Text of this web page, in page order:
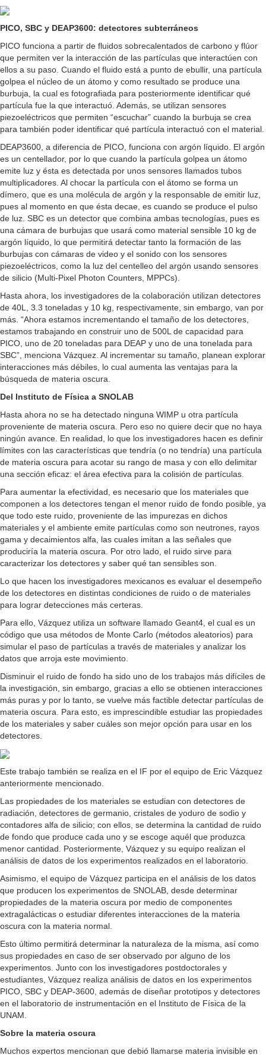
PICO, SBC y DEAP3600: detectores subterráneos
PICO funciona a partir de fluidos sobrecalentados de carbono y flúor
que permiten ver la interacción de las partículas que interactúen con
ellos a su paso. Cuando el fluido está a punto de ebullir, una partícula
golpea el núcleo de un átomo y como resultado se produce una
burbuja, la cual es fotografiada para posteriormente identificar qué
partícula fue la que interactuó. Además, se utilizan sensores
piezoeléctricos que permiten “escuchar” cuando la burbuja se crea
para también poder identificar qué partícula interactuó con el material.
DEAP3600, a diferencia de PICO, funciona con argón líquido. El argón
es un centellador, por lo que cuando la partícula golpea un átomo
emite luz y ésta es detectada por unos sensores llamados tubos
multiplicadores. Al chocar la partícula con el átomo se forma un
dímero, que es una molécula de argón y la responsable de emitir luz,
pues al momento en que ésta decae, es cuando se produce el pulso
de luz. SBC es un detector que combina ambas tecnologías, pues es
una cámara de burbujas que usará como material sensible 10 kg de
argón líquido, lo que permitirá detectar tanto la formación de las
burbujas con cámaras de video y el sonido con los sensores
piezoeléctricos, como la luz del centelleo del argón usando sensores
de silicio (Multi-Pixel Photon Counters, MPPCs).
Hasta ahora, los investigadores de la colaboración utilizan detectores
de 40L, 3.3 toneladas y 10 kg, respectivamente, sin embargo, van por
más. “Ahora estamos incrementando el tamaño de los detectores,
estamos trabajando en construir uno de 500L de capacidad para
PICO, uno de 20 toneladas para DEAP y uno de una tonelada para
SBC”, menciona Vázquez. Al incrementar su tamaño, planean explorar
interacciones más débiles, lo cual aumenta las ventajas para la
búsqueda de materia oscura.
Del Instituto de Física a SNOLAB
Hasta ahora no se ha detectado ninguna WIMP u otra partícula
proveniente de materia oscura. Pero eso no quiere decir que no haya
ningún avance. En realidad, lo que los investigadores hacen es definir
límites con las características que tendría (o no tendría) una partícula
de materia oscura para acotar su rango de masa y con ello delimitar
una sección eficaz: el área efectiva para la colisión de partículas.
Para aumentar la efectividad, es necesario que los materiales que
componen a los detectores tengan el menor ruido de fondo posible, ya
que todo este ruido, proveniente de las impurezas en dichos
materiales y el ambiente emite partículas como son neutrones, rayos
gama y decaimientos alfa, las cuales imitan a las señales que
produciría la materia oscura. Por otro lado, el ruido sirve para
caracterizar los detectores y saber qué tan sensibles son.
Lo que hacen los investigadores mexicanos es evaluar el desempeño
de los detectores en distintas condiciones de ruido o de materiales
para lograr detecciones más certeras.
Para ello, Vázquez utiliza un software llamado Geant4, el cual es un
código que usa métodos de Monte Carlo (métodos aleatorios) para
simular el paso de partículas a través de materiales y analizar los
datos que arroja este movimiento.
Disminuir el ruido de fondo ha sido uno de los trabajos más difíciles de
la investigación, sin embargo, gracias a ello se obtienen interacciones
más puras y por lo tanto, se vuelve más factible detectar partículas de
materia oscura. Para esto, es imprescindible estudiar las propiedades
de los materiales y saber cuáles son mejor opción para usar en los
detectores.
Este trabajo también se realiza en el IF por el equipo de Eric Vázquez
anteriormente mencionado.
Las propiedades de los materiales se estudian con detectores de
radiación, detectores de germanio, cristales de yoduro de sodio y
contadores alfa de silicio; con ellos, se determina la cantidad de ruido
de fondo que produce cada uno y se escoge aquél que produzca
menor cantidad. Posteriormente, Vázquez y su equipo realizan el
análisis de datos de los experimentos realizados en el laboratorio.
Asimismo, el equipo de Vázquez participa en el análisis de los datos
que producen los experimentos de SNOLAB, desde determinar
propiedades de la materia oscura por medio de componentes
extragalácticas o estudiar diferentes interacciones de la materia
oscura con la materia normal.
Esto último permitirá determinar la naturaleza de la misma, así como
sus propiedades en caso de ser observado por alguno de los
experimentos. Junto con los investigadores postdoctorales y
estudiantes, Vázquez realiza análisis de datos en los experimentos
PICO, SBC y DEAP-3600, además de diseñar prototipos y detectores
en el laboratorio de instrumentación en el Instituto de Física de la
UNAM.
Sobre la materia oscura
Muchos expertos mencionan que debió llamarse materia invisible en